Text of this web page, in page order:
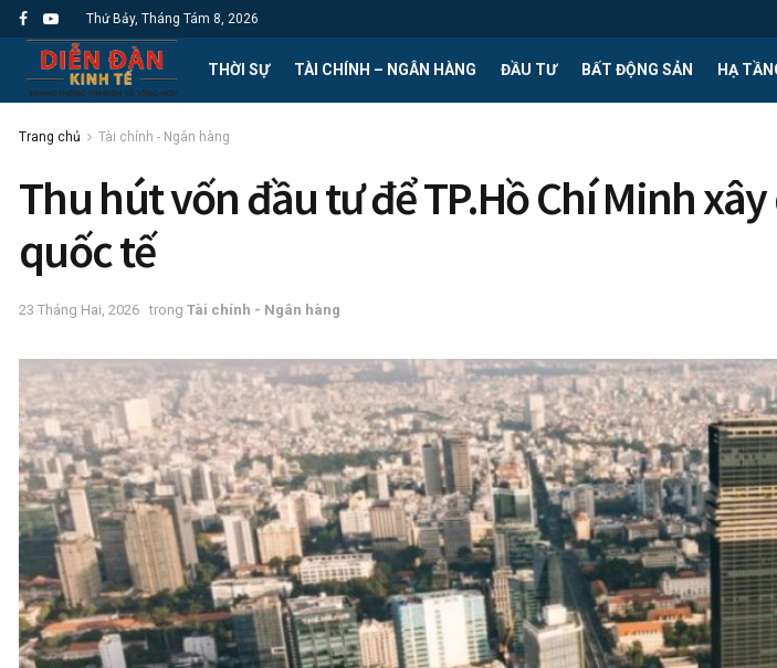
Thứ Bảy, Tháng Tám 8, 2026
THỜI SỰ TÀI CHÍNH – NGÂN HÀNG ĐẦU TƯ BẤT ĐỘNG SẢN HẠ
Trang chủ Tài chính - Ngân hàng
Thu hút vốn đầu tư để TP.Hồ Chí Minh
quốc tế
23 Tháng Hai, 2026 trong Tài chính - Ngân hàng